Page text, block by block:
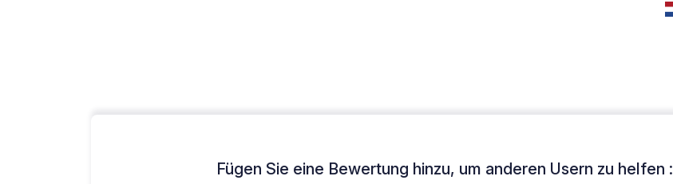
Fügen Sie eine Bewertung hinzu, um anderen Usern zu helfen :